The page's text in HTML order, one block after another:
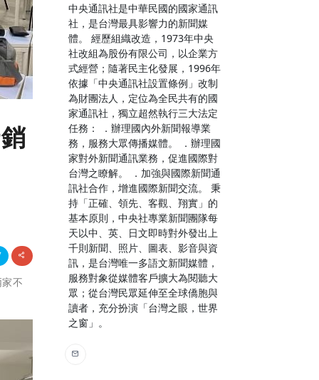
不
中央通訊社是中華民國的國家通訊
社，是台灣最具影響力的新聞媒
體。 經歷組織改造，1973年中央
社改組為股份有限公司，以企業方
式經營；隨著民主化發展，1996年
依據「中央通訊社設置條例」改制
為財團法人，定位為全民共有的國
家通訊社，獨立超然執行三大法定
任務： ．辦理國內外新聞報導業
務，服務大眾傳播媒體。 ．辦理國
家對外新聞通訊業務，促進國際對
台灣之瞭解。 ．加強與國際新聞通
訊社合作，增進國際新聞交流。 秉
持「正確、領先、客觀、翔實」的
基本原則，中央社專業新聞團隊每
天以中、英、日文即時對外發出上
千則新聞、照片、圖表、影音與資
訊，是台灣唯一多語文新聞媒體，
服務對象從媒體客戶擴大為閱聽大
眾；從台灣民眾延伸至全球僑胞與
讀者，充分扮演「台灣之眼，世界
之窗」。